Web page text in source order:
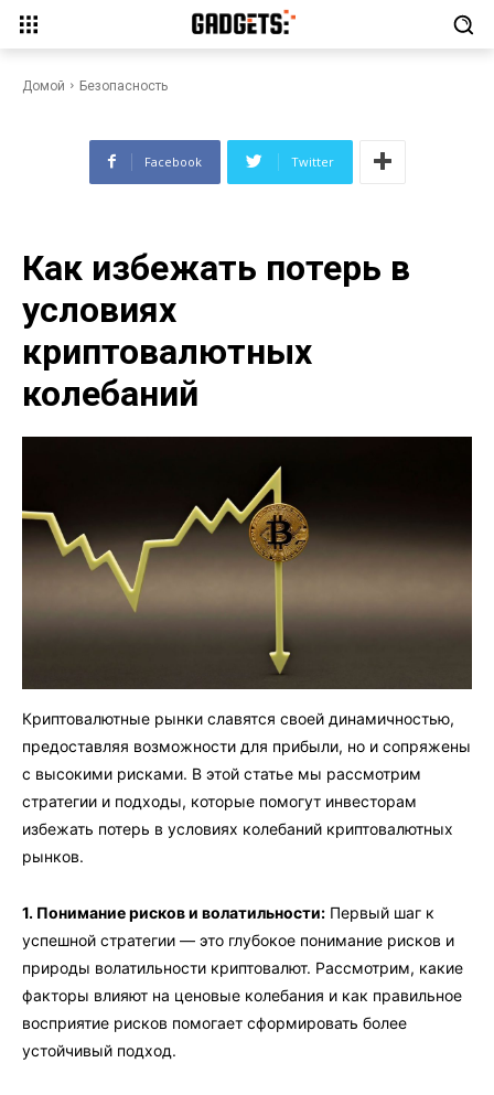
Домой Безопасность
условиях криптовалютных
Facebook Twitter
Как избежать потерь в
условиях
криптовалютных
колебаний
Криптовалютные рынки славятся своей динамичностью,
предоставляя возможности для прибыли, но и сопряжены
с высокими рисками. В этой статье мы рассмотрим
стратегии и подходы, которые помогут инвесторам
избежать потерь в условиях колебаний криптовалютных
рынков.
1. Понимание рисков и волатильности: Первый шаг к
успешной стратегии — это глубокое понимание рисков и
природы волатильности криптовалют. Рассмотрим, какие
факторы влияют на ценовые колебания и как правильное
восприятие рисков помогает сформировать более
устойчивый подход.